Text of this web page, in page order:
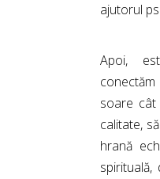
ajutorul
Apoi,
soare
calitate,
hrană
spirituală,